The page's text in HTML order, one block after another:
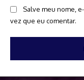
Salve meu nome,
vez que eu comentar.